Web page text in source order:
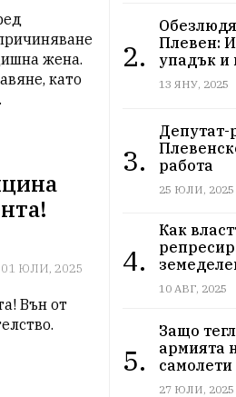
жена.
като
01 ЮЛИ, 2025
Вън от
2.
Плевен:
упадък и
13 ЯНУ, 2025
3.
Депутат-
работа
25 ЮЛИ, 2025
4.
Как
Илчовски
10 АВГ, 2025
5.
Защо
армията
самолети
на пожари
27 ЮЛИ, 2025